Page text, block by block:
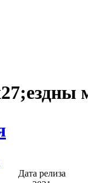
Дата релиза